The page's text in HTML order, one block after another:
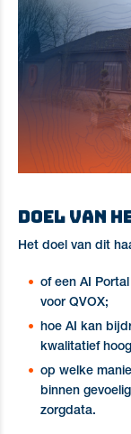
Doel van
Het doel van dit
of een AI
voor QVOX;
hoe AI kan
kwalitatief
op welke
binnen
zorgdata.